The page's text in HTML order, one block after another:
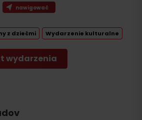
nawigować
z dziećmi Wydarzenie kulturalne
wydarzenia